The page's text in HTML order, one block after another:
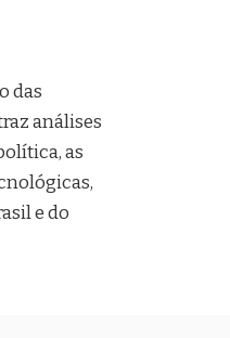
das
análises
as
e do